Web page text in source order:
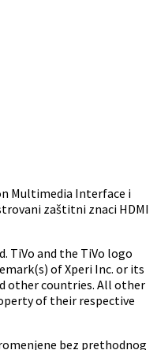
Multimedia Interface i
zaštitni znaci HDMI
TiVo and the TiVo logo
of Xperi Inc. or its
other countries. All other
of their respective
bez prethodnog